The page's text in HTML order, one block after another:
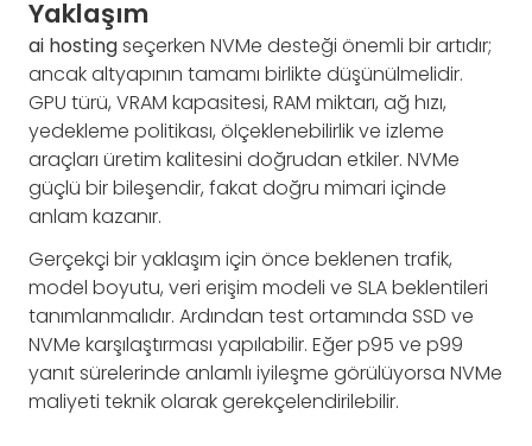
Yaklaşım
ai hostingseçerken NVMe desteği önemli bir artıdır;
ancak altyapının tamamı birlikte düşünülmelidir.
GPU türü, VRAM kapasitesi, RAM miktarı, ağ hızı,
yedekleme politikası, ölçeklenebilirlik ve izleme
araçları üretim kalitesini doğrudan etkiler. NVMe
güçlü bir bileşendir, fakat doğru mimari içinde
anlam kazanır.
Gerçekçi bir yaklaşım için önce beklenen trafik,
model boyutu, veri erişim modeli ve SLA beklentileri
tanımlanmalıdır. Ardından test ortamında SSD ve
NVMe karşılaştırması yapılabilir. Eğer p95 ve p99
yanıt sürelerinde anlamlı iyileşme görülüyorsa NVMe
maliyeti teknik olarak gerekçelendirilebilir.